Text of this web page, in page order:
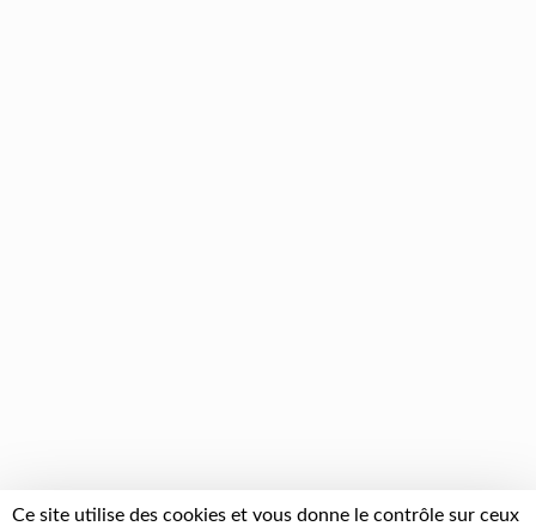
Ce site utilise des cookies et vous donne le contrôle sur ceux